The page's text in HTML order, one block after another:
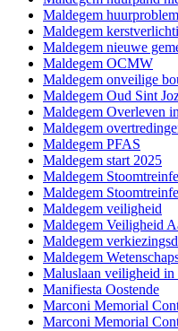
Maldegem
Maldegem
Maldegem nieuwe
Maldegem OCMW
Maldegem onveilige
Maldegem Oud Sint
Maldegem Overleven
Maldegem
Maldegem PFAS
Maldegem start 2025
Maldegem
Maldegem
Maldegem veiligheid
Maldegem Veiligheid
Maldegem
Maldegem
Maluslaan veiligheid in
Manifiesta Oostende
Marconi Memorial
Marconi Memorial